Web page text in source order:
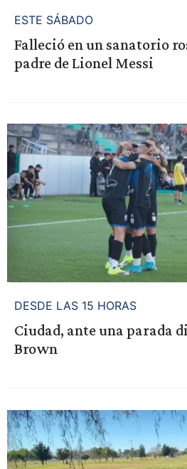
ESTE SÁBADO
Falleció en un sanatorio
padre de Lionel Messi
DESDE LAS 15 HORAS
Ciudad, ante una parada
Brown